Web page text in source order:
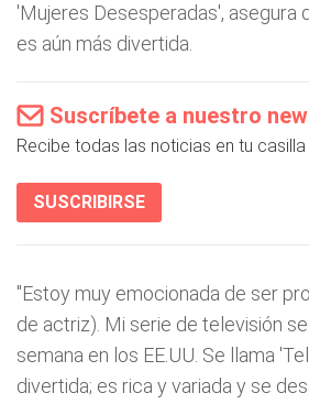
'Mujeres Desesperadas', asegura
es aún más divertida.
Suscríbete a nuestro
Recibe todas las noticias en tu casilla
SUSCRIBIRSE
"Estoy muy emocionada de ser
de actriz). Mi serie de televisión
semana en los EE.UU. Se llama
divertida; es rica y variada y se